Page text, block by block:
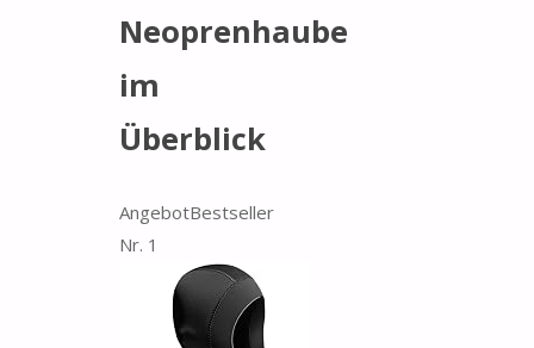
Neoprenhaube
im
Überblick
AngebotBestseller
Nr. 1